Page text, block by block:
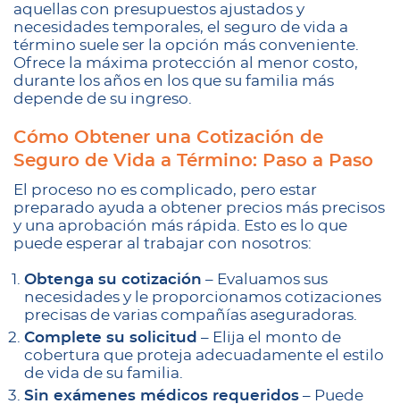
aquellas con presupuestos ajustados y
necesidades temporales, el seguro de vida a
término suele ser la opción más conveniente.
Ofrece la máxima protección al menor costo,
durante los años en los que su familia más
depende de su ingreso.
Cómo Obtener una Cotización de
Seguro de Vida a Término: Paso a Paso
El proceso no es complicado, pero estar
preparado ayuda a obtener precios más precisos
y una aprobación más rápida. Esto es lo que
puede esperar al trabajar con nosotros:
Obtenga su cotización – Evaluamos sus
necesidades y le proporcionamos cotizaciones
precisas de varias compañías aseguradoras.
Complete su solicitud – Elija el monto de
cobertura que proteja adecuadamente el estilo
de vida de su familia.
Sin exámenes médicos requeridos – Puede